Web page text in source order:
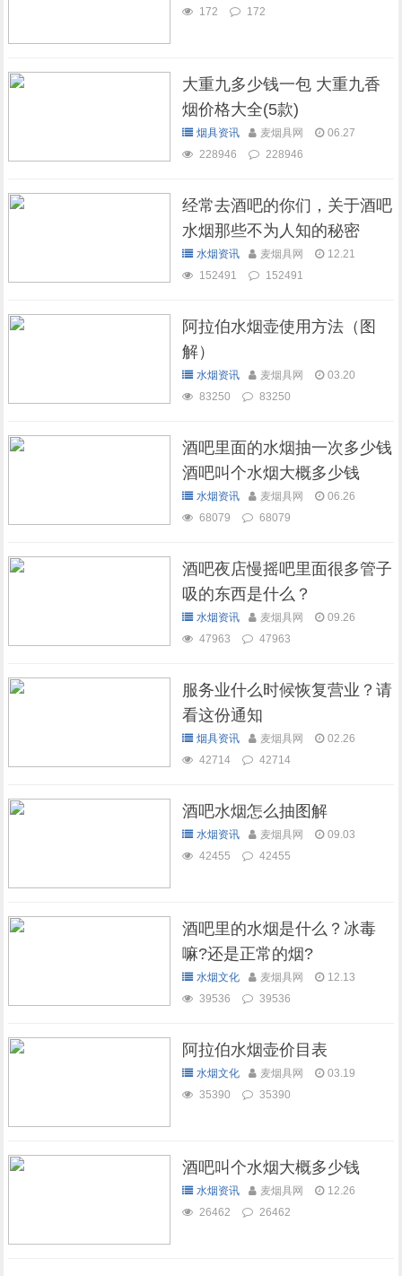
172
172
大重九多少钱一包 大重九香
烟价格大全(5款)
烟具资讯 麦烟具网
06.27
228946
228946
经常去酒吧的你们，关于酒吧
水烟那些不为人知的秘密
水烟资讯 麦烟具网
12.21
152491
152491
阿拉伯水烟壶使用方法（图
解）
水烟资讯 麦烟具网
03.20
83250
83250
酒吧里面的水烟抽一次多少钱
酒吧叫个水烟大概多少钱
水烟资讯 麦烟具网
06.26
68079
68079
酒吧夜店慢摇吧里面很多管子
吸的东西是什么？
水烟资讯 麦烟具网
09.26
47963
47963
服务业什么时候恢复营业？请
看这份通知
烟具资讯 麦烟具网
02.26
42714
42714
酒吧水烟怎么抽图解
水烟资讯 麦烟具网
09.03
42455
42455
酒吧里的水烟是什么？冰毒
嘛?还是正常的烟?
水烟文化 麦烟具网
12.13
39536
39536
阿拉伯水烟壶价目表
水烟文化 麦烟具网
03.19
35390
35390
酒吧叫个水烟大概多少钱
水烟资讯 麦烟具网
12.26
26462
26462